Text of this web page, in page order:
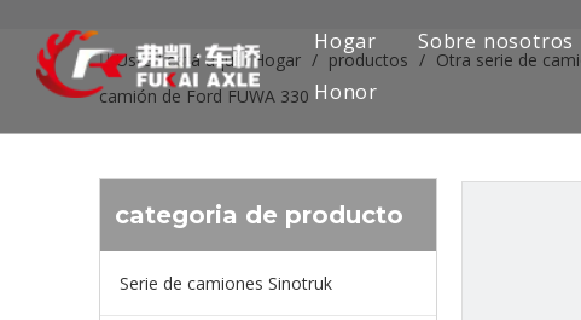
Hogar Sobre nosotros
Honor
Usted está aquí: Hogar / productos / Otra serie de
camión de Ford FUWA 330
categoria de producto
Serie de camiones Sinotruk